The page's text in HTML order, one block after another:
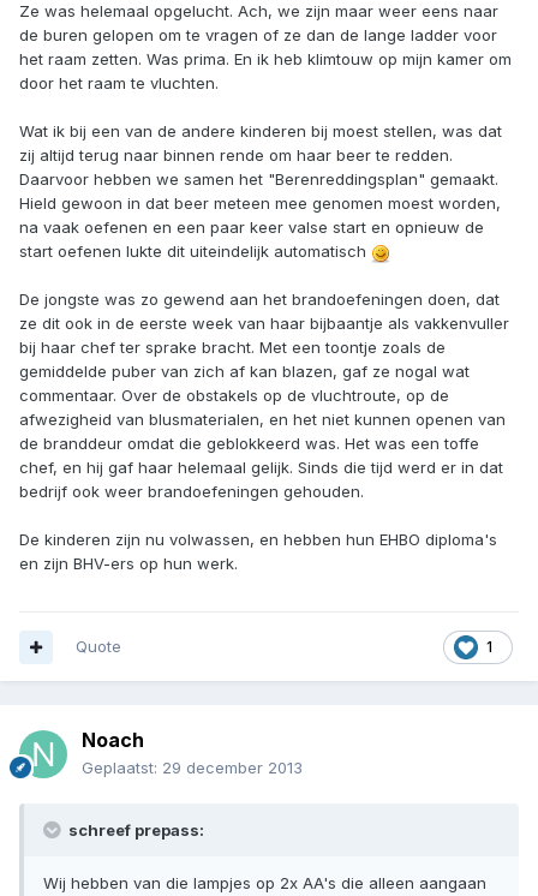
Ze was helemaal opgelucht. Ach, we zijn maar weer eens naar
de buren gelopen om te vragen of ze dan de lange ladder voor
het raam zetten. Was prima. En ik heb klimtouw op mijn kamer om
door het raam te vluchten.
Wat ik bij een van de andere kinderen bij moest stellen, was dat
zij altijd terug naar binnen rende om haar beer te redden.
Daarvoor hebben we samen het "Berenreddingsplan" gemaakt.
Hield gewoon in dat beer meteen mee genomen moest worden,
na vaak oefenen en een paar keer valse start en opnieuw de
start oefenen lukte dit uiteindelijk automatisch
De jongste was zo gewend aan het brandoefeningen doen, dat
ze dit ook in de eerste week van haar bijbaantje als vakkenvuller
bij haar chef ter sprake bracht. Met een toontje zoals de
gemiddelde puber van zich af kan blazen, gaf ze nogal wat
commentaar. Over de obstakels op de vluchtroute, op de
afwezigheid van blusmaterialen, en het niet kunnen openen van
de branddeur omdat die geblokkeerd was. Het was een toffe
chef, en hij gaf haar helemaal gelijk. Sinds die tijd werd er in dat
bedrijf ook weer brandoefeningen gehouden.
De kinderen zijn nu volwassen, en hebben hun EHBO diploma's
en zijn BHV-ers op hun werk.
1
Quote
Noach
Geplaatst: 29 december 2013
schreef prepass:
Wij hebben van die lampjes op 2x AA's die alleen aangaan